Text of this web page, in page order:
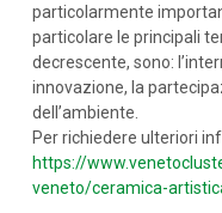
particolarmente
particolare le principali
decrescente, sono:
innovazione, la
dell’ambiente.
Per richiedere ulteriori
https://
veneto/ceramica-